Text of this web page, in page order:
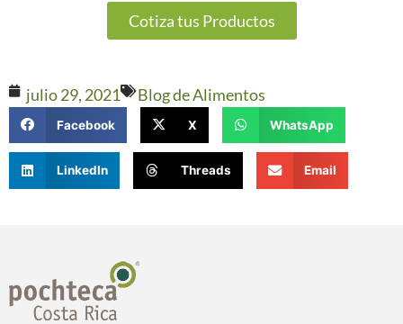
Cotiza tus Productos
julio 29, 2021 Blog de Alimentos
Facebook X WhatsApp
LinkedIn Threads Email